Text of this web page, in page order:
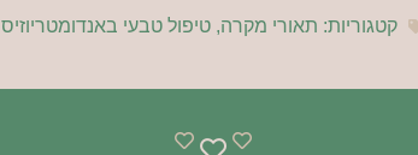
קטגוריות: תאורי מקרה,טיפול טבעי באנדומטריוזיס